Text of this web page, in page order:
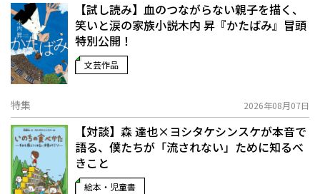
【試し読み】血のつながらない親子を描く、
笑いと涙の家族小説――木内 昇『かたばみ』冒頭
特別公開！
文芸作品
特集 2026年08月07日
【対談】森 達也×ヨシタケシンスケが本音で
語る、僕たちが「流されない」ために知るべ
きこと
絵本・児童書